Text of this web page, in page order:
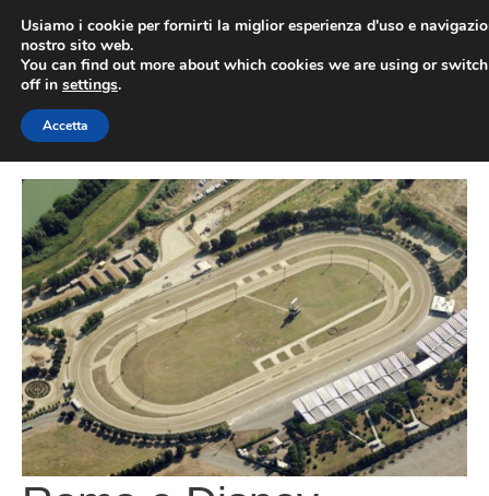
contenuto
Usiamo i cookie per fornirti la miglior esperienza d'uso e
nostro sito web.
You can find out more about which cookies we are using or
off in settings.
Accetta